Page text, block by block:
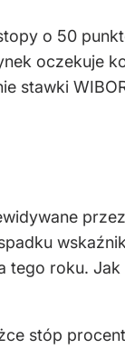
o 50
oczekuje
stawki
roku.
stóp